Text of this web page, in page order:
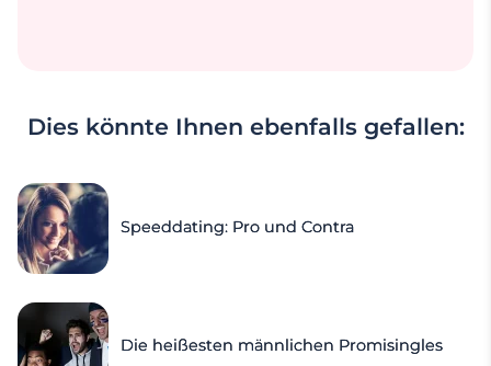
Dies könnte Ihnen ebenfalls gefallen:
Speeddating: Pro und Contra
Die heißesten männlichen Promisingles